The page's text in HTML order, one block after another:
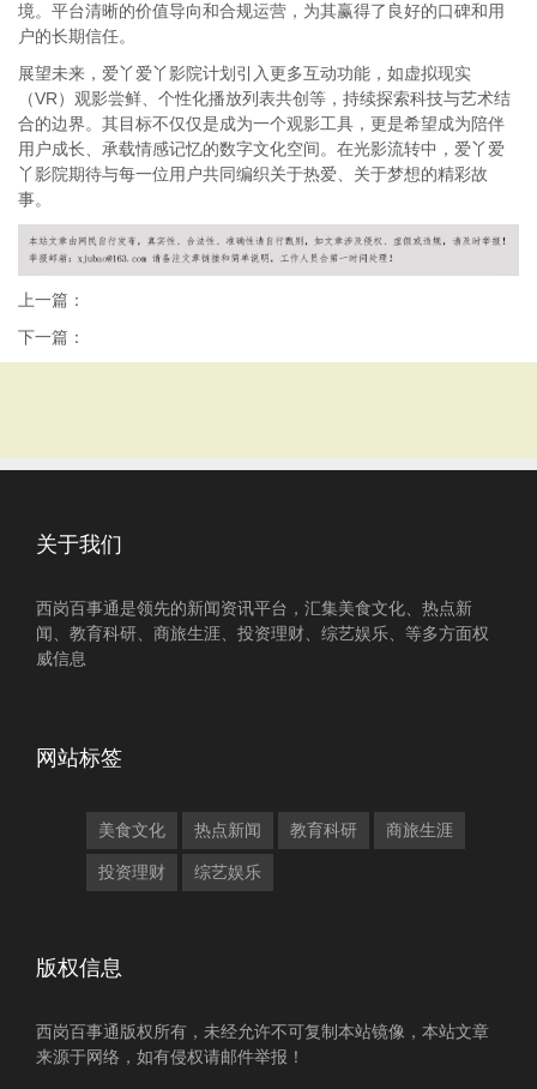
境。平台清晰的价值导向和合规运营，为其赢得了良好的口碑和用
户的长期信任。
展望未来，爱丫爱丫影院计划引入更多互动功能，如虚拟现实
（VR）观影尝鲜、个性化播放列表共创等，持续探索科技与艺术结
合的边界。其目标不仅仅是成为一个观影工具，更是希望成为陪伴
用户成长、承载情感记忆的数字文化空间。在光影流转中，爱丫爱
丫影院期待与每一位用户共同编织关于热爱、关于梦想的精彩故
事。
上一篇：
下一篇：
关于我们
西岗百事通是领先的新闻资讯平台，汇集美食文化、热点新
闻、教育科研、商旅生涯、投资理财、综艺娱乐、等多方面权
威信息
网站标签
美食文化 热点新闻 教育科研 商旅生涯
投资理财 综艺娱乐
版权信息
西岗百事通版权所有，未经允许不可复制本站镜像，本站文章
来源于网络，如有侵权请邮件举报！